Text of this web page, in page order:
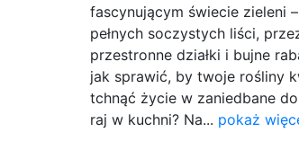
fascynującym świecie zieleni
pełnych soczystych liści,
przestronne działki i bujne
jak sprawić, by twoje rośliny
tchnąć życie w zaniedbane
raj w kuchni? Na... pokaż